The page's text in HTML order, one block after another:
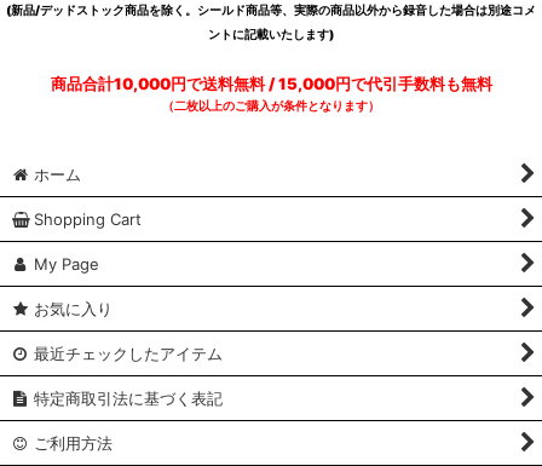
(新品/デッドストック商品を除く。シールド商品等、実際の商品以外から録音した場合は別途コメ
ントに記載いたします)
商品合計10,000円で送料無料 / 15,000円で代引手数料も無料
（二枚以上のご購入が条件となります）
ホーム
Shopping Cart
My Page
お気に入り
最近チェックしたアイテム
特定商取引法に基づく表記
ご利用方法